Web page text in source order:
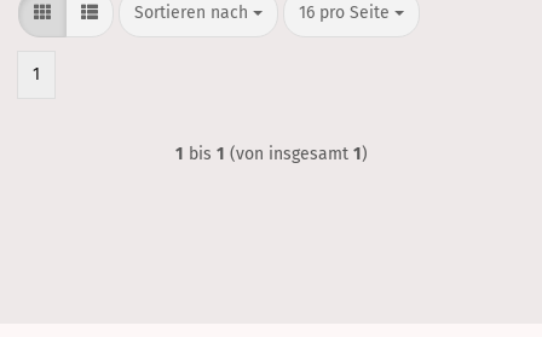
Sortieren nach
Sortieren nach 16 pro Seite
pro Seite
1
1 bis 1 (von insgesamt 1)